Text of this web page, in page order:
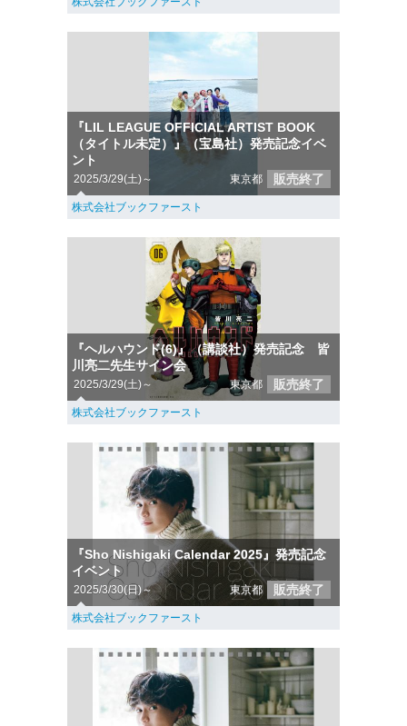
『LIL LEAGUE OFFICIAL ARTIST BOOK
（タイトル未定）』（宝島社）発売記念イベ
ント
2025/3/29(土)～ 東京都 販売終了
株式会社ブックファースト
『ヘルハウンド(6)』（講談社）発売記念 皆
川亮二先生サイン会
2025/3/29(土)～ 東京都 販売終了
株式会社ブックファースト
『Sho Nishigaki Calendar 2025』発売記念
イベント
2025/3/30(日)～ 東京都 販売終了
株式会社ブックファースト